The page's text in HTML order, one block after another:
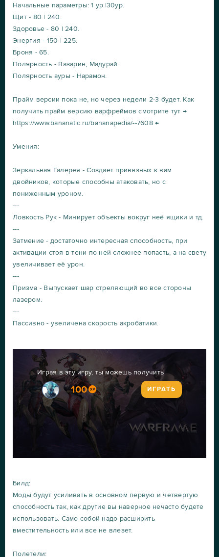
Начальные параметры: 1 ур.|30ур.
Щит - 80 | 240.
Здоровье - 80 | 240.
Энергия - 150 | 225.
Броня - 65.
Полярность - Вазарин, Мaдyрaй.
Полярность ауры - Нарамон.
Прайм версии пока не, но через недели 2-3 будет. Как
получить прайм версию варфреймов смотрите тут →
https://www.bananatic.ru/bananapedia/--7608 ←
Умения:
Зеркальная Галерея - Создает привязных к вам
двойников, которые способны атаковать, но с
пониженным уроном.
---
Ловкость Рук - Минирует объекты вокруг неё ящики и тд.
---
Затмение - достаточно интересная способность, при
активации стоя в тени по ней сложнее попасть, а на свету
увеличивает её урон.
---
Призма - Выпускает шар стреляющий во все стороны
лазером.
---
Пассивно - увеличена скорость акробатики.
Играя в эту игру, ты можешь получить
100 ИГРАТЬ
Билд:
Моды будут усиливать в основном первую и четвертую
способность так, как другие вы наверное нечасто будете
использовать. Само собой надо расширить
вместительность или все не влезет.
Полетели: